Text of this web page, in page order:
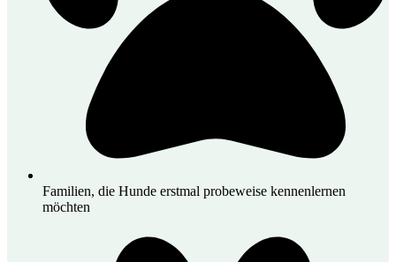
Familien, die Hunde erstmal probeweise kennenlernen
möchten